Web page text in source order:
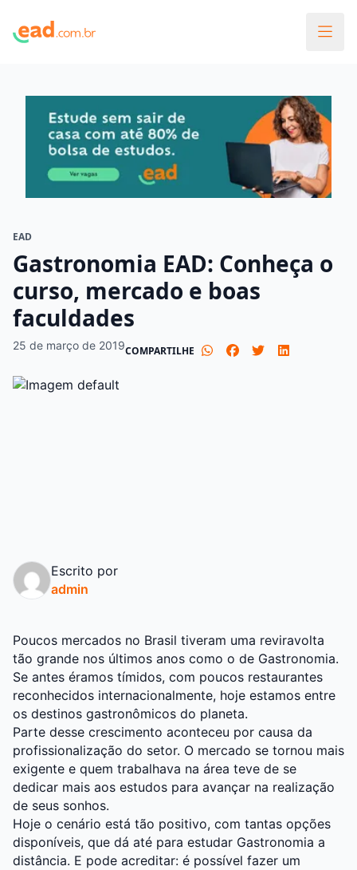
EAD
Gastronomia EAD: Conheça o
curso, mercado e boas
faculdades
25 de março de 2019COMPARTILHE
Escrito por
admin
Poucos mercados no Brasil tiveram uma reviravolta
tão grande nos últimos anos como o de Gastronomia.
Se antes éramos tímidos, com poucos restaurantes
reconhecidos internacionalmente, hoje estamos entre
os destinos gastronômicos do planeta.
Parte desse crescimento aconteceu por causa da
profissionalização do setor. O mercado se tornou mais
exigente e quem trabalhava na área teve de se
dedicar mais aos estudos para avançar na realização
de seus sonhos.
Hoje o cenário está tão positivo, com tantas opções
disponíveis, que dá até para estudar Gastronomia a
distância. E pode acreditar: é possível fazer um